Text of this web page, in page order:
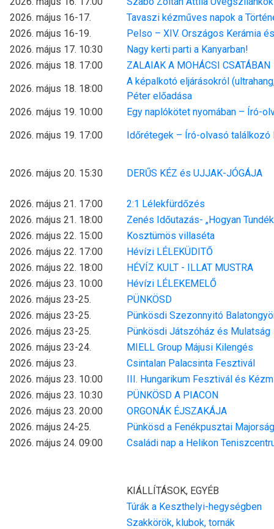
2026. május 16-17.
Tavaszi kézműves napok a
2026. május 16-19.
Pelso – XIV. Országos Kerámia
2026. május 17. 10:30
Nagy kerti parti a Kanyarban!
2026. május 18. 17:00
ZALAIAK A MOHÁCSI CSATÁBAN
2026. május 18. 18:00
A képalkotó eljárásokról
Péter előadása
2026. május 19. 10:00
Egy naplókötet nyomában – Író-
2026. május 19. 17:00
Időrétegek – Író-olvasó találkozó
2026. május 20. 15:30 DERŰS KÉZ és UJJAK-JÓGÁJA
2026. május 21. 17:00
2:1 Lélekfürdőzés
2026. május 21. 18:00
Zenés Időutazás- „Hogyan
2026. május 22. 15:00
Kosztümös villaséta
2026. május 22. 17:00
Hévízi LÉLEKÜDITŐ
2026. május 22. 18:00
HÉVÍZ KULT - ILLAT MUSTRA
2026. május 23. 10:00
Hévízi LÉLEKEMELŐ
2026. május 23-25.
PÜNKÖSD
2026. május 23-25.
Pünkösdi Szezonnyitó
2026. május 23-25.
Pünkösdi Játszóház és Mulatság
2026. május 23-24.
MIELL Group Májusi Kilengés
2026. május 23.
Csintalan Palacsinta Fesztivál
2026. május 23. 10:00
III. Hungarikum Fesztivál és
2026. május 23. 10:30
PÜNKÖSD A PIACON
2026. május 23. 20:00
ORGONÁK ÉJSZAKÁJA
2026. május 24-25.
Pünkösd a Fenékpusztai
2026. május 24. 09:00
Családi nap a Helikon
KIÁLLÍTÁSOK, EGYÉB
Túrák a Keszthelyi-hegységben
Szakkörök, klubok, tornák